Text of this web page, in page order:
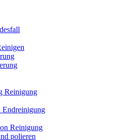
Reinigung
Reinigung
polieren